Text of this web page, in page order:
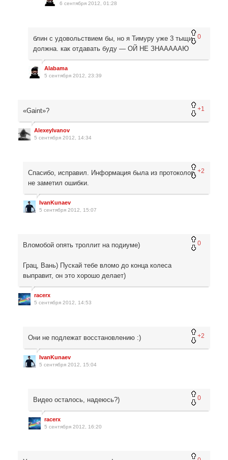
6 сентября 2012, 01:28
0
блин с удовольствием бы, но я Тимуру уже 3 тыщи
должна. как отдавать буду — ОЙ НЕ ЗНАААААЮ
Alabama
5 сентября 2012, 23:39
+1
«Gaint»?
AlexeyIvanov
5 сентября 2012, 14:34
+2
Спасибо, исправил. Информация была из протоколов,
не заметил ошибки.
IvanKunaev
5 сентября 2012, 15:07
0
Вломобой опять троллит на подиуме)
Грац, Вань) Пускай тебе вломо до конца колеса
выправит, он это хорошо делает)
racerx
5 сентября 2012, 14:53
+2
Они не подлежат восстановлению :)
IvanKunaev
5 сентября 2012, 15:04
0
Видео осталось, надеюсь?)
racerx
5 сентября 2012, 16:20